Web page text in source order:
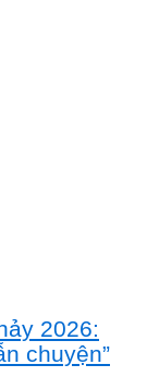
2026:
chuyện”